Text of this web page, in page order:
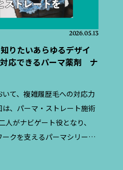
たいあらゆるデザイ
応できるパーマ薬剤 ナ
、パーマ・ストレート施術
人がナビゲート役となり、
クを支えるパーマシリーズ
現場での活用ポイントを紹